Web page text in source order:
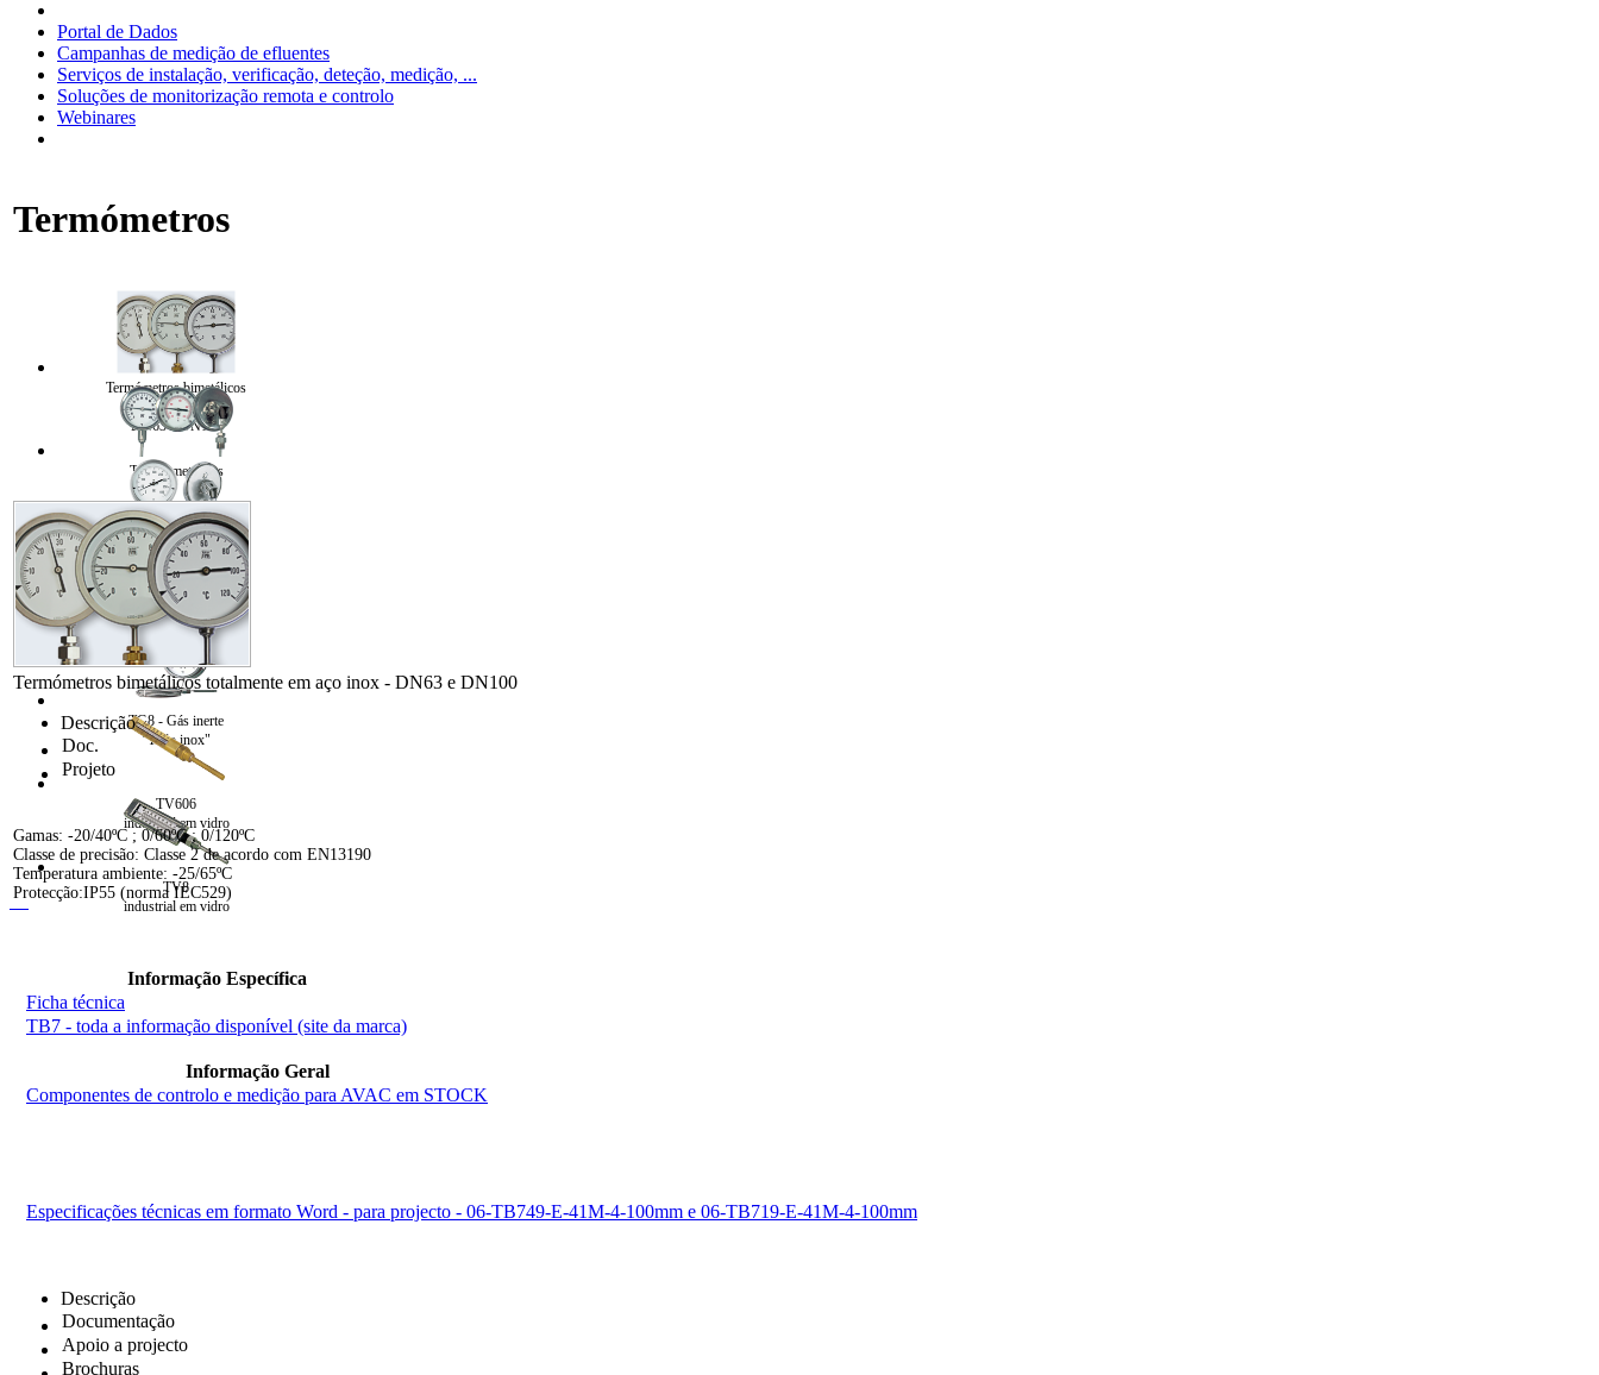
Portal de Dados
Campanhas de medição de efluentes
Serviços de instalação, verificação, deteção, medição, ...
Soluções de monitorização remota e controlo
Webinares
Termómetros
Termómetros bimetálicos
aço inox
DN63 e DN100
TB7 Bimetálicos
TB8 - Bimetálico
"Todo inox"
TG8 - Gás inerte
"Todo inox"
TG8 - Gás inerte
"Todo inox"
TV606
industrial em vidro
TV8
industrial em vidro
Termómetros bimetálicos totalmente em aço inox - DN63 e DN100
Descrição
Doc.
Projeto
Gamas: -20/40ºC ; 0/60ºC ; 0/120ºC
Classe de precisão: Classe 2 de acordo com EN13190
Temperatura ambiente: -25/65ºC
Protecção:IP55 (norma IEC529)
Informação Específica
Ficha técnica
TB7 - toda a informação disponível (site da marca)
Informação Geral
Componentes de controlo e medição para AVAC em STOCK
Especificações técnicas em formato Word - para projecto - 06-TB749-E-41M-4-100mm e 06-TB719-E-41M-4-100mm
Descrição
Documentação
Apoio a projecto
Brochuras